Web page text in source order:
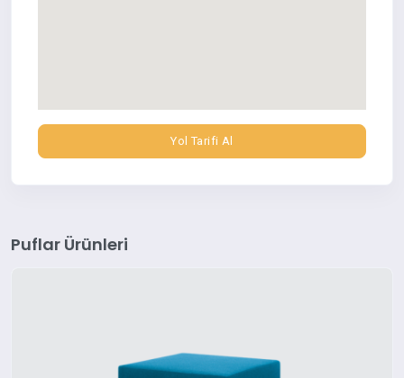
Yol Tarifi Al
Puflar Ürünleri